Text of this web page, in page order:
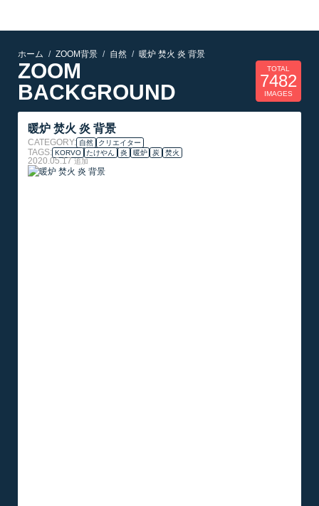
ホーム ZOOM背景 自然 暖炉 焚火 炎 背景
ZOOM
BACKGROUND
TOTAL
7482
IMAGES
暖炉 焚火 炎 背景
CATEGORY: 自然 クリエイター
TAGS: KORVO たけやん 炎 暖炉 炭 焚火
2020.05.17追加